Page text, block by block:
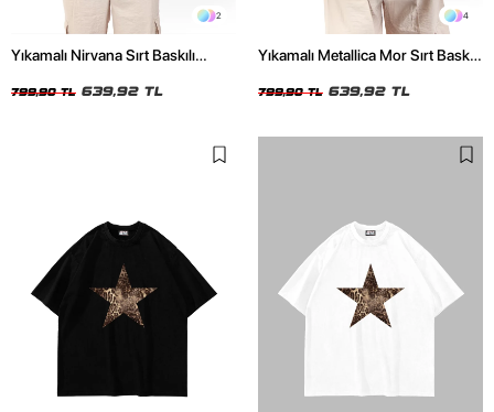
2
Yıkamalı Nirvana Sırt Baskılı
799,90 TL 639,92 TL
4
Yıkamalı Metallica Mor Sırt Baskılı
799,90 TL 639,92 TL